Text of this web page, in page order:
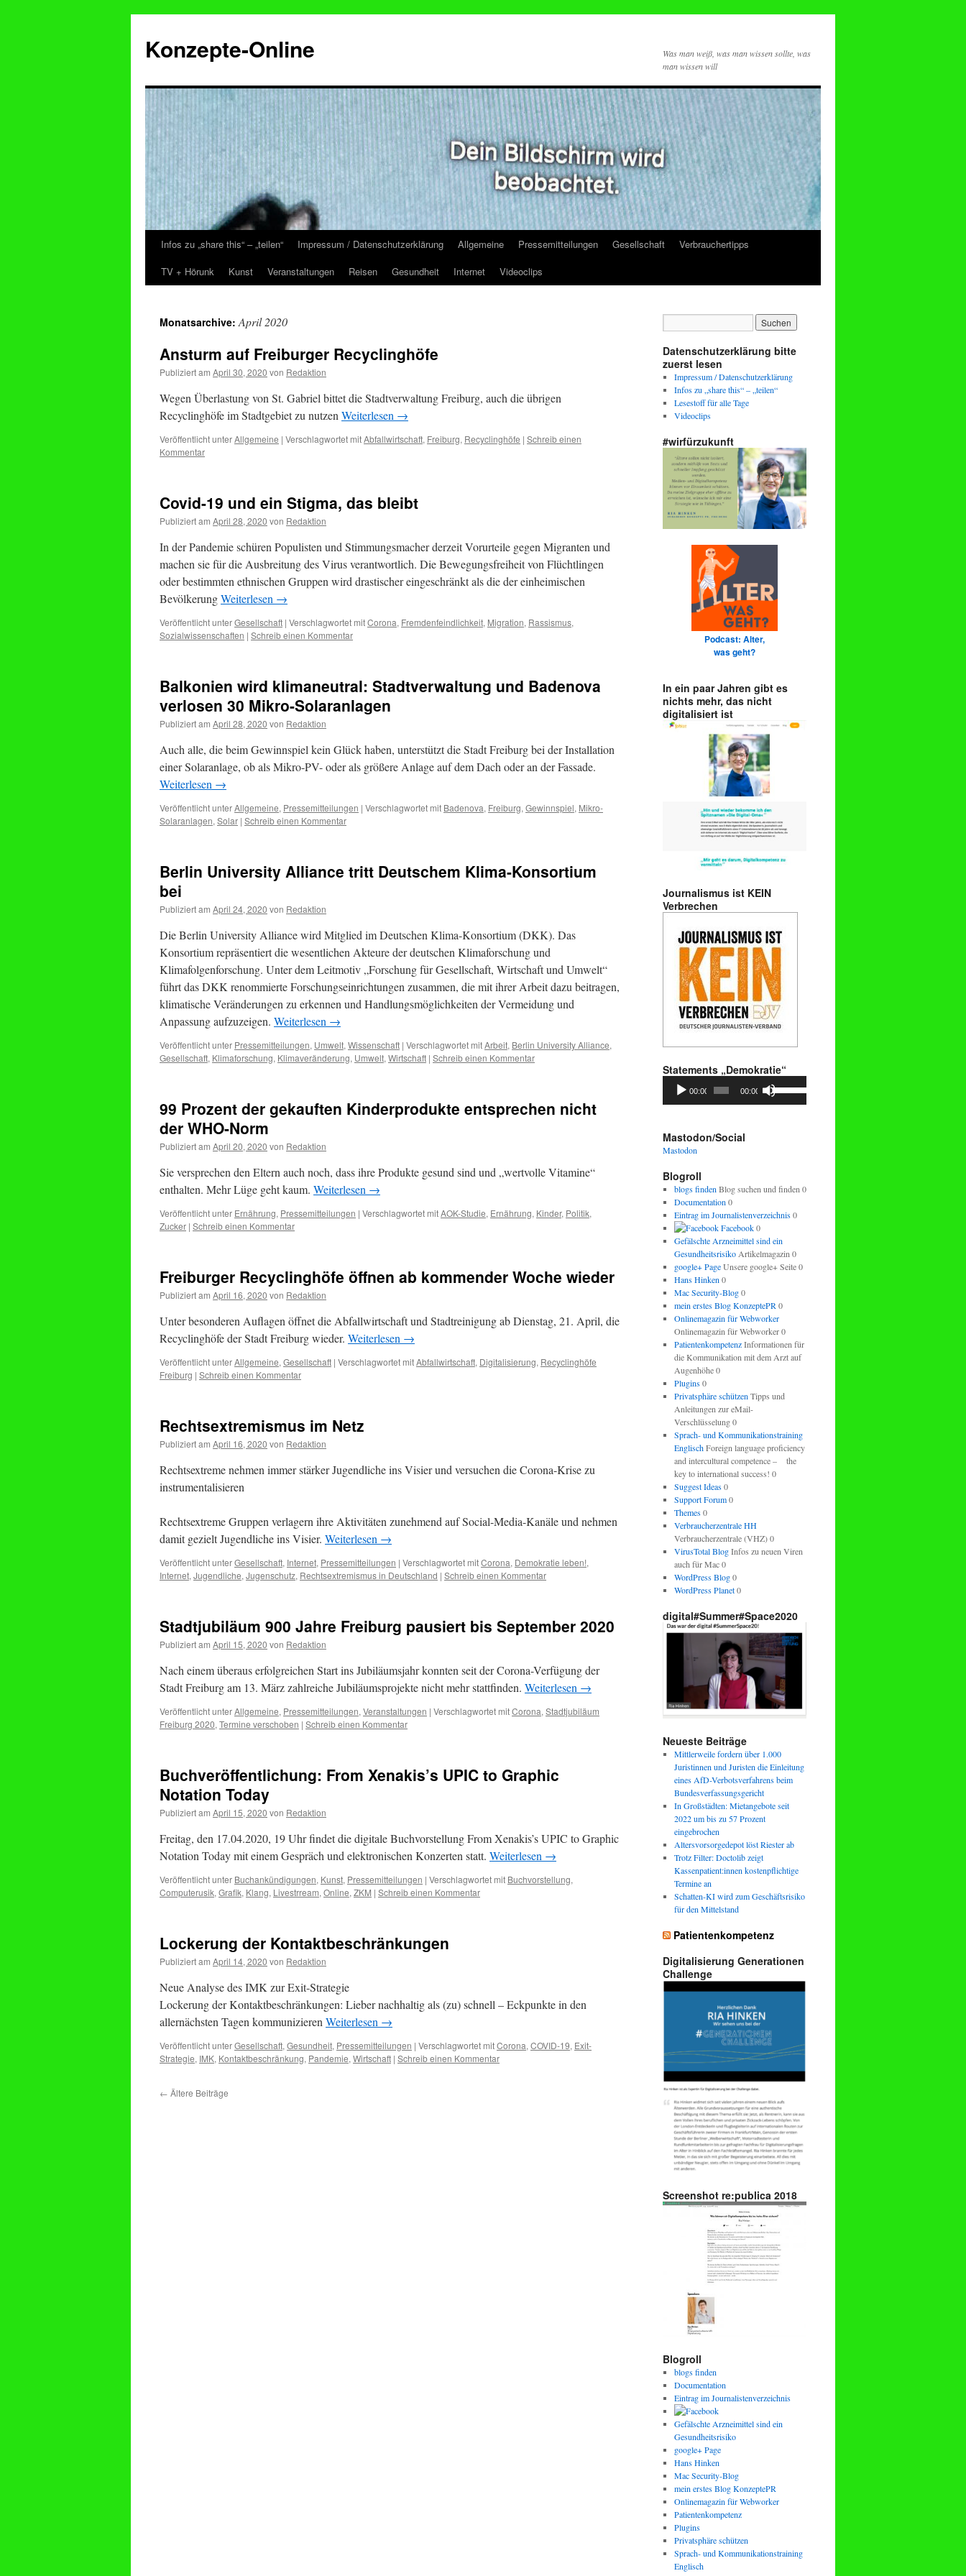
Konzepte-Online
Was man weiß, was man wissen sollte, was
man wissen will
Zum
Inhalt
Infos zu „share this“ – „teilen“ Impressum / Datenschutzerklärung Allgemeine Pressemitteilungen Gesellschaft
Verbrauchertipps
TV + Hörunk
Kunst Veranstaltungen Reisen Gesundheit Internet Videoclips
Monatsarchive:April 2020
Ansturm auf Freiburger Recyclinghöfe
Publiziert am April 30, 2020 von Redaktion
Wegen Überlastung von St. Gabriel bittet die Stadtverwaltung Freiburg, auch die übrigen
Recyclinghöfe im Stadtgebiet zu nutzen Weiterlesen →
Veröffentlicht unterAllgemeine | Verschlagwortet mitAbfallwirtschaft, Freiburg, Recyclinghöfe | Schreib einen
Kommentar
Covid-19 und ein Stigma, das bleibt
Publiziert am April 28, 2020 von Redaktion
In der Pandemie schüren Populisten und Stimmungsmacher derzeit Vorurteile gegen Migranten und
machen sie für die Ausbreitung des Virus verantwortlich. Die Bewegungsfreiheit von Flüchtlingen
oder bestimmten ethnischen Gruppen wird drastischer eingeschränkt als die der einheimischen
BevölkerungWeiterlesen →
Veröffentlicht unterGesellschaft | Verschlagwortet mitCorona, Fremdenfeindlichkeit, Migration, Rassismus,
Sozialwissenschaften | Schreib einen Kommentar
Balkonien wird klimaneutral: Stadtverwaltung und Badenova
verlosen 30 Mikro-Solaranlagen
Publiziert am April 28, 2020 von Redaktion
Auch alle, die beim Gewinnspiel kein Glück haben, unterstützt die Stadt Freiburg bei der Installation
einer Solaranlage, ob als Mikro-PV- oder als größere Anlage auf dem Dach oder an der Fassade.
Weiterlesen →
Veröffentlicht unterAllgemeine, Pressemitteilungen | Verschlagwortet mit Badenova, Freiburg, Gewinnspiel, Mikro-
Solaranlagen, Solar | Schreib einen Kommentar
Berlin University Alliance tritt Deutschem Klima-Konsortium
bei
Publiziert am April 24, 2020 von Redaktion
Die Berlin University Alliance wird Mitglied im Deutschen Klima-Konsortium (DKK). Das
Konsortium repräsentiert die wesentlichen Akteure der deutschen Klimaforschung und
Klimafolgenforschung. Unter dem Leitmotiv „Forschung für Gesellschaft, Wirtschaft und Umwelt“
führt das DKK renommierte Forschungseinrichtungen zusammen, die mit ihrer Arbeit dazu beitragen,
klimatische Veränderungen zu erkennen und Handlungsmöglichkeiten der Vermeidung und
Anpassung aufzuzeigen. Weiterlesen →
Veröffentlicht unter Pressemitteilungen, Umwelt, Wissenschaft | Verschlagwortet mitArbeit, Berlin University Alliance,
Gesellschaft, Klimaforschung, Klimaveränderung, Umwelt, Wirtschaft | Schreib einen Kommentar
99 Prozent der gekauften Kinderprodukte entsprechen nicht
der WHO-Norm
Publiziert am April 20, 2020 von Redaktion
Sie versprechen den Eltern auch noch, dass ihre Produkte gesund sind und „wertvolle Vitamine“
enthalten. Mehr Lüge geht kaum. Weiterlesen →
Veröffentlicht unter Ernährung, Pressemitteilungen | Verschlagwortet mitAOK-Studie, Ernährung, Kinder, Politik,
Zucker | Schreib einen Kommentar
Freiburger Recyclinghöfe öffnen ab kommender Woche wieder
Publiziert am April 16, 2020 von Redaktion
Unter besonderen Auflagen öffnet die Abfallwirtschaft und Stadtreinigung ab Dienstag, 21. April, die
Recyclinghöfe der Stadt Freiburg wieder. Weiterlesen →
Veröffentlicht unterAllgemeine, Gesellschaft | Verschlagwortet mitAbfallwirtschaft, Digitalisierung, Recyclinghöfe
Freiburg | Schreib einen Kommentar
Rechtsextremismus im Netz
Publiziert am April 16, 2020 von Redaktion
Rechtsextreme nehmen immer stärker Jugendliche ins Visier und versuchen die Corona-Krise zu
instrumentalisieren
Rechtsextreme Gruppen verlagern ihre Aktivitäten zunehmend auf Social-Media-Kanäle und nehmen
damit gezielt Jugendliche ins Visier. Weiterlesen →
Veröffentlicht unterGesellschaft, Internet, Pressemitteilungen | Verschlagwortet mitCorona, Demokratie leben!,
Internet, Jugendliche, Jugenschutz, Rechtsextremismus in Deutschland | Schreib einen Kommentar
Stadtjubiläum 900 Jahre Freiburg pausiert bis September 2020
Publiziert am April 15, 2020 von Redaktion
Nach einem überaus erfolgreichen Start ins Jubiläumsjahr konnten seit der Corona-Verfügung der
Stadt Freiburg am 13. März zahlreiche Jubiläumsprojekte nicht mehr stattfinden. Weiterlesen →
Veröffentlicht unterAllgemeine, Pressemitteilungen, Veranstaltungen | Verschlagwortet mitCorona, Stadtjubiläum
Freiburg 2020, Termine verschoben | Schreib einen Kommentar
Buchveröffentlichung: From Xenakis’s UPIC to Graphic
Notation Today
Publiziert am April 15, 2020 von Redaktion
Freitag, den 17.04.2020, 19 Uhr findet die digitale Buchvorstellung From Xenakis’s UPIC to Graphic
Notation Today mit einem Gespräch und elektronischen Konzerten statt. Weiterlesen →
Veröffentlicht unter Buchankündigungen, Kunst, Pressemitteilungen | Verschlagwortet mit Buchvorstellung,
Computerusik, Grafik, Klang, Livestrream, Online, ZKM | Schreib einen Kommentar
Lockerung der Kontaktbeschränkungen
Publiziert am April 14, 2020 von Redaktion
Neue Analyse des IMK zur Exit-Strategie
Lockerung der Kontaktbeschränkungen: Lieber nachhaltig als (zu) schnell – Eckpunkte in den
allernächsten Tagen kommunizieren Weiterlesen →
Veröffentlicht unterGesellschaft, Gesundheit, Pressemitteilungen | Verschlagwortet mitCorona, COVID-19, Exit-
Strategie, IMK, Kontaktbeschränkung, Pandemie, Wirtschaft | Schreib einen Kommentar
← Ältere Beiträge
Datenschutzerklärung bitte
zuerst lesen
Impressum / Datenschutzerklärung
Infos zu „share this“ – „teilen“
Lesestoff für alle Tage
Videoclips
#wirfürzukunft
Podcast: Alter,
was geht?
In ein paar Jahren gibt es
nichts mehr, das nicht
digitalisiert ist
Journalismus ist KEIN
Verbrechen
Statements „Demokratie“
Audio-
Player
00:00 00:00
Hoch/Runter
benutzen,
Mastodon/Social
Mastodon
Blogroll
blogs finden Blog suchen und finden 0
Documentation 0
Eintrag im Journalistenverzeichnis0
Facebook0
Gefälschte Arzneimittel sind ein
GesundheitsrisikoArtikelmagazin 0
google+ PageUnsere google+ Seite 0
Hans Hinken 0
Mac Security-Blog0
mein erstes Blog KonzeptePR 0
Onlinemagazin für Webworker
Onlinemagazin für Webworker 0
PatientenkompetenzInformationen für
die Kommunikation mit dem Arzt auf
Augenhöhe 0
Plugins0
Privatsphäre schützen Tipps und
Anleitungen zur eMail-
Verschlüsselung 0
Sprach- und Kommunikationstraining
EnglischForeign language proficiency
and intercultural competence – the
key to international success! 0
Suggest Ideas0
Support Forum0
Themes0
Verbraucherzentrale HH
Verbraucherzentrale (VHZ) 0
VirusTotal BlogInfos zu neuen Viren
auch für Mac 0
WordPress Blog0
WordPress Planet0
digital#Summer#Space2020
Neueste Beiträge
Mittlerweile fordern über 1.000
Juristinnen und Juristen die Einleitung
eines AfD-Verbotsverfahrens beim
Bundesverfassungsgericht
In Großstädten: Mietangebote seit
2022 um bis zu 57 Prozent
eingebrochen
Altersvorsorgedepot löst Riester ab
Trotz Filter: Doctolib zeigt
Kassenpatient:innen kostenpflichtige
Termine an
Schatten-KI wird zum Geschäftsrisiko
für den Mittelstand
Patientenkompetenz
Digitalisierung Generationen
Challenge
Screenshot re:publica 2018
Blogroll
blogs finden
Documentation
Eintrag im Journalistenverzeichnis
Gefälschte Arzneimittel sind ein
Gesundheitsrisiko
google+ Page
Hans Hinken
Mac Security-Blog
mein erstes Blog KonzeptePR
Onlinemagazin für Webworker
Patientenkompetenz
Plugins
Privatsphäre schützen
Sprach- und Kommunikationstraining
Englisch